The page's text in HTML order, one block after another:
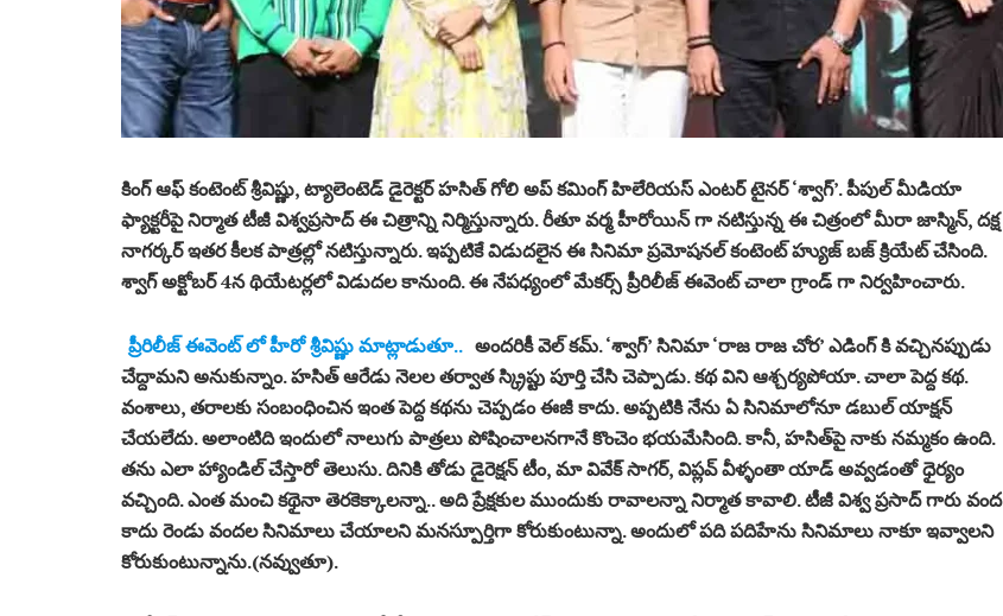
కింగ్ ఆఫ్ కంటెంట్ శ్రీవిష్ణు, ట్యాలెంటెడ్ డైరెక్టర్ హసిత్ గోలి అప్ కమింగ్ హిలేరియస్ ఎంటర్ టైనర్ ‘శ్వాగ్’. పీపుల్ మీడియా
ఫ్యాక్టరీపై నిర్మాత టీజీ విశ్వప్రసాద్ ఈ చిత్రాన్ని నిర్మిస్తున్నారు. రీతూ వర్మ హీరోయిన్ గా నటిస్తున్న ఈ చిత్రంలో మీరా జాస్మిన్, దక్ష
నాగర్కర్ ఇతర కీలక పాత్రల్లో నటిస్తున్నారు. ఇప్పటికే విడుదలైన ఈ సినిమా ప్రమోషనల్ కంటెంట్ హ్యుజ్ బజ్ క్రియేట్ చేసింది.
శ్వాగ్ అక్టోబర్ 4న థియేటర్లలో విడుదల కానుంది. ఈ నేపధ్యంలో మేకర్స్ ప్రీరిలీజ్ ఈవెంట్ చాలా గ్రాండ్ గా నిర్వహించారు.
ప్రీరిలీజ్ ఈవెంట్ లో హీరో శ్రీవిష్ణు మాట్లాడుతూ.. అందరికీ వెల్ కమ్. ‘శ్వాగ్’ సినిమా ‘రాజ రాజ చోర’ ఎడింగ్ కి వచ్చినప్పుడు
చేద్దామని అనుకున్నాం. హసిత్‌ ఆరేడు నెలల తర్వాత స్క్రిప్టు పూర్తి చేసి చెప్పాడు. కథ విని ఆశ్చర్యపోయా. చాలా పెద్ద కథ.
వంశాలు, తరాలకు సంబంధించిన ఇంత పెద్ద కథను చెప్పడం ఈజీ కాదు. అప్పటికి నేను ఏ సినిమాలోనూ డబుల్ యాక్షన్
చేయలేదు. అలాంటిది ఇందులో నాలుగు పాత్రలు పోషించాలనగానే కొంచెం భయమేసింది. కానీ, హసిత్‌పై నాకు నమ్మకం ఉంది.
తను ఎలా హ్యాండిల్ చేస్తారో తెలుసు. దినికి తోడు డైరెక్షన్ టీం, మా వివేక్ సాగర్, విప్లవ్ వీళ్ళంతా యాడ్ అవ్వడంతో ధైర్యం
వచ్చింది. ఎంత మంచి కథైనా తెరకెక్కాలన్నా.. అది ప్రేక్షకుల ముందుకు రావాలన్నా నిర్మాత కావాలి. టీజీ విశ్వ ప్రసాద్‌ గారు వంద
కాదు రెండు వందల సినిమాలు చేయాలని మనస్పూర్తిగా కోరుకుంటున్నా. అందులో పది పదిహేను సినిమాలు నాకూ ఇవ్వాలని
కోరుకుంటున్నాను.(నవ్వుతూ).